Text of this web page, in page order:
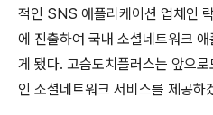
적인 SNS 애플리케이션 업체인
에 진출하여 국내 소셜네트워크
게 됐다. 고슴도치플러스는 앞으
인 소셜네트워크 서비스를 제공하